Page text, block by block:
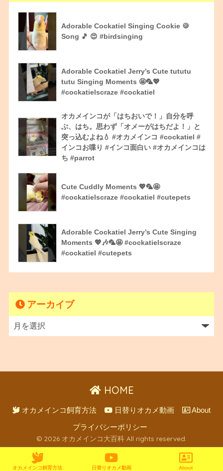
Adorable Cockatiel Singing Cookie 🍪
Song 🎵 😍 #birdsinging
Adorable Cockatiel Jerry’s Cute tututu
tutu Singing Moments 🤩🦜💖
#cockatielscraze #cockatiel
オカメインコが「はちおいで！」自分を呼
ぶ、はち。思わず「オメーがはちだよ！」と
突っ込むよね💧 #オカメインコ #cockatiel #
インコお喋り #インコ面白い #オカメインコは
ち #parrot
Cute Cuddly Moments 💖🦜🤩
#cockatielscraze #cockatiel #cutepets
Adorable Cockatiel Jerry’s Cute Singing
Moments 💖🎶🦜🤩 #cockatielscraze
#cockatiel #cutepets
アーカイブ
HOME
オカメインコ飼育方法 日替りオカメ動画 About
プライバシーポリシー
© 2026 オカメインコ大百科 All rights reserved.
オカメインコ飼育方法 日替りオカメ動画 About